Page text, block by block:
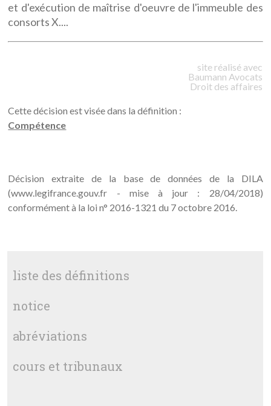
et d'exécution de maîtrise d'oeuvre de l'immeuble des
consorts X....
site réalisé avec
Baumann Avocats
Droit des affaires
Cette décision est visée dans la définition :
Compétence
Décision extraite de la base de données de la DILA
(www.legifrance.gouv.fr - mise à jour : 28/04/2018)
conformément à la loi n° 2016-1321 du 7 octobre 2016.
liste des définitions
notice
abréviations
cours et tribunaux